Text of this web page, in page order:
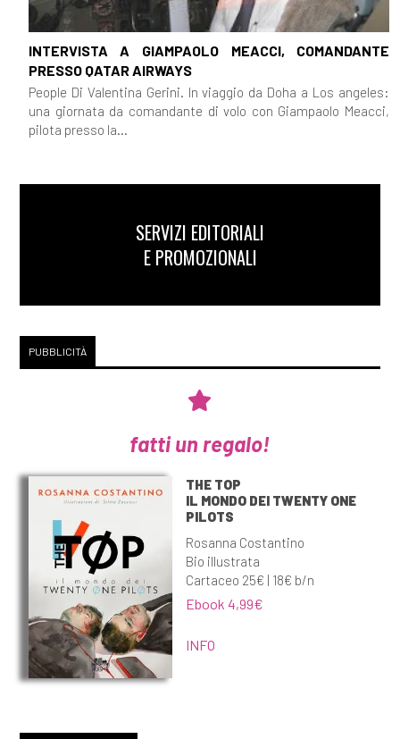
INTERVISTA A GIAMPAOLO MEACCI, COMANDANTE
PRESSO QATAR AIRWAYS
People Di Valentina Gerini. In viaggio da Doha a Los angeles:
una giornata da comandante di volo con Giampaolo Meacci,
pilota presso la...
SERVIZI EDITORIALI
E PROMOZIONALI
PUBBLICITÀ
fatti un regalo!
THE TOP
IL MONDO DEI TWENTY ONE
PILOTS
Rosanna Costantino
Bio illustrata
Cartaceo 25€ | 18€ b/n
Ebook 4,99€
INFO